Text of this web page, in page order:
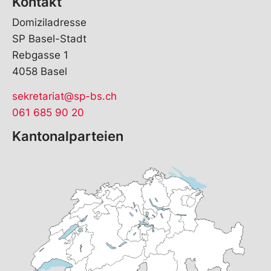
Domiziladresse
SP Basel-Stadt
Rebgasse 1
4058 Basel
sekretariat@sp-bs.ch
061 685 90 20
Kantonalparteien